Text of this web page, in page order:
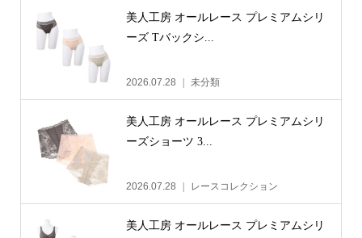
美人工房 オールレース プレミアムシリ
ーズ Tバックシ...
2026.07.28 未分類
美人工房 オールレース プレミアムシリ
ーズショーツ 3...
2026.07.28 レースコレクション
美人工房 オールレース プレミアムシリ